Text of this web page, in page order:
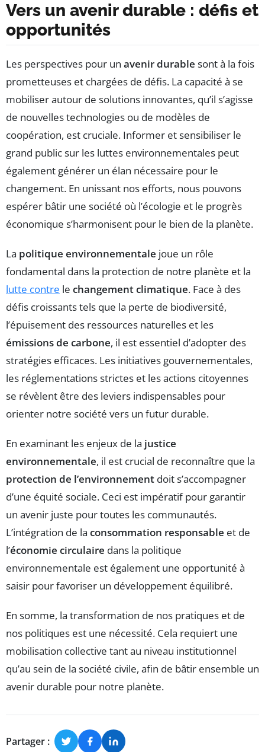
Vers un avenir durable : défis et
opportunités
Les perspectives pour un avenir durable sont à la fois
prometteuses et chargées de défis. La capacité à se
mobiliser autour de solutions innovantes, qu’il s’agisse
de nouvelles technologies ou de modèles de
coopération, est cruciale. Informer et sensibiliser le
grand public sur les luttes environnementales peut
également générer un élan nécessaire pour le
changement. En unissant nos efforts, nous pouvons
espérer bâtir une société où l’écologie et le progrès
économique s’harmonisent pour le bien de la planète.
La politique environnementale joue un rôle
fondamental dans la protection de notre planète et la
lutte contre le changement climatique. Face à des
défis croissants tels que la perte de biodiversité,
l’épuisement des ressources naturelles et les
émissions de carbone, il est essentiel d’adopter des
stratégies efficaces. Les initiatives gouvernementales,
les réglementations strictes et les actions citoyennes
se révèlent être des leviers indispensables pour
orienter notre société vers un futur durable.
En examinant les enjeux de la justice
environnementale, il est crucial de reconnaître que la
protection de l’environnement doit s’accompagner
d’une équité sociale. Ceci est impératif pour garantir
un avenir juste pour toutes les communautés.
L’intégration de la consommation responsable et de
l’économie circulaire dans la politique
environnementale est également une opportunité à
saisir pour favoriser un développement équilibré.
En somme, la transformation de nos pratiques et de
nos politiques est une nécessité. Cela requiert une
mobilisation collective tant au niveau institutionnel
qu’au sein de la société civile, afin de bâtir ensemble un
avenir durable pour notre planète.
Partager :